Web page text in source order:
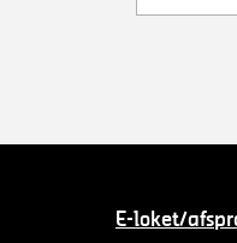
E-loket/